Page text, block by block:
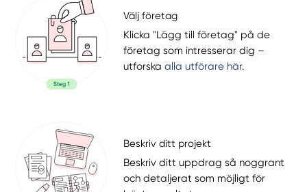
Välj företag
Klicka "Lägg till företag" på de
företag som intresserar dig –
utforskaalla utförare här.
Beskriv ditt projekt
Beskriv ditt uppdrag så noggrant
och detaljerat som möjligt för